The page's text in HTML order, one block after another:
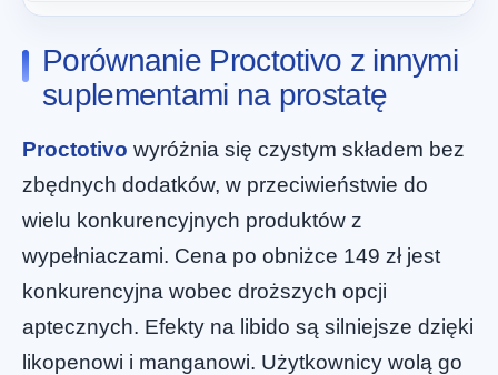
Porównanie Proctotivo z innymi
suplementami na prostatę
Proctotivo wyróżnia się czystym składem bez
zbędnych dodatków, w przeciwieństwie do
wielu konkurencyjnych produktów z
wypełniaczami. Cena po obniżce 149 zł jest
konkurencyjna wobec droższych opcji
aptecznych. Efekty na libido są silniejsze dzięki
likopenowi i manganowi. Użytkownicy wolą go